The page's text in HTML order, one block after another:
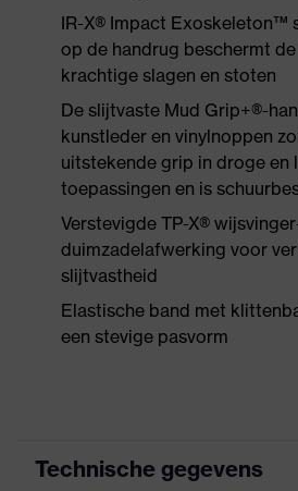
IR-X® Impact Exoskeleton™
op de handrug beschermt
krachtige slagen en stoten
De slijtvaste Mud Grip+®-
kunstleder en vinylnoppen
uitstekende grip in droge en
toepassingen en is
Verstevigde TP-X®
duimzadelafwerking voor
slijtvastheid
Elastische band met
een stevige pasvorm
Technische gegevens